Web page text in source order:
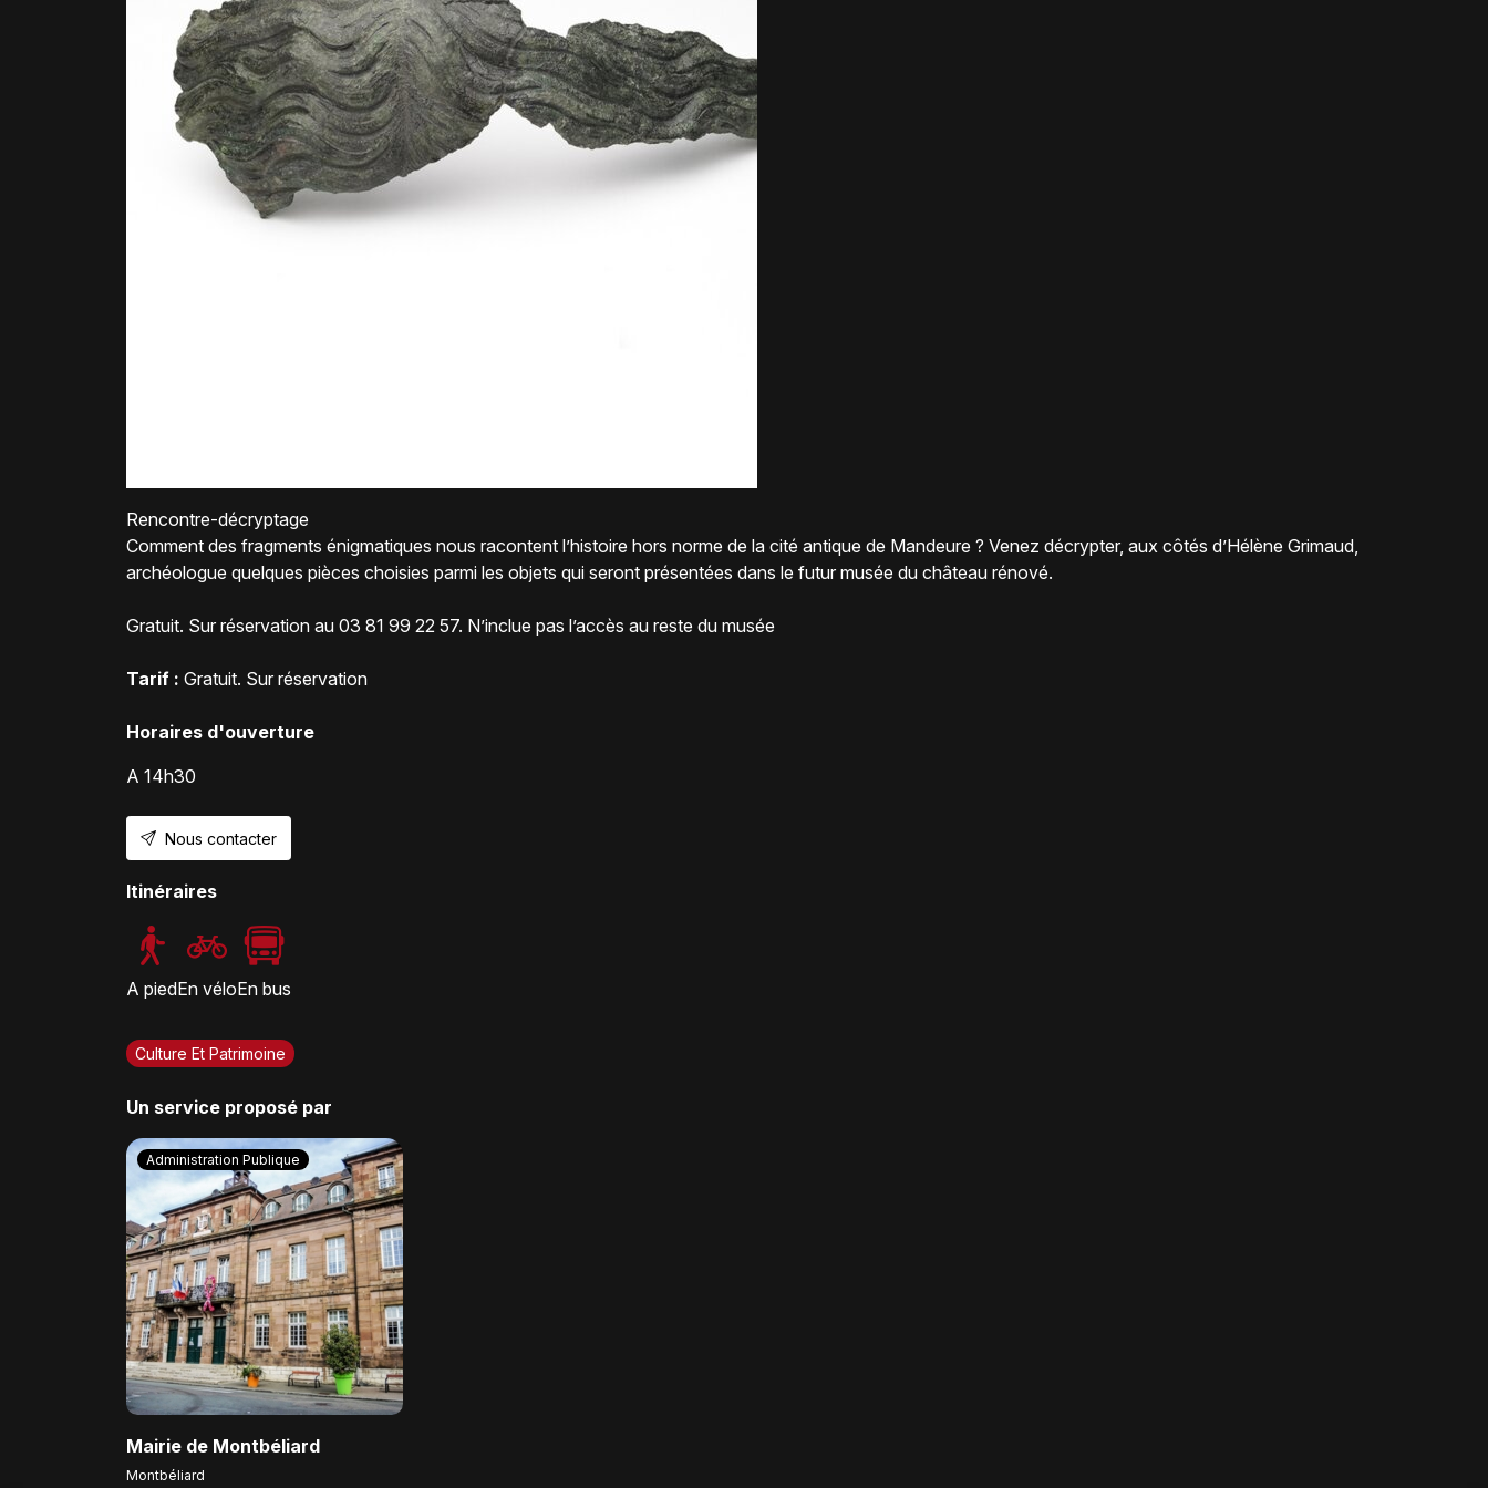
Rencontre-décryptage
Comment des fragments énigmatiques nous racontent l’histoire hors norme de la cité antique de Mandeure ? Venez décrypter, aux côtés d’Hélène Grimaud,
archéologue quelques pièces choisies parmi les objets qui seront présentées dans le futur musée du château rénové.
Gratuit. Sur réservation au 03 81 99 22 57. N’inclue pas l’accès au reste du musée
Tarif : Gratuit. Sur réservation
Horaires d'ouverture
A 14h30
Nous contacter
Itinéraires
A piedEn véloEn bus
Culture Et Patrimoine
Un service proposé par
Administration Publique
Mairie de Montbéliard
Montbéliard